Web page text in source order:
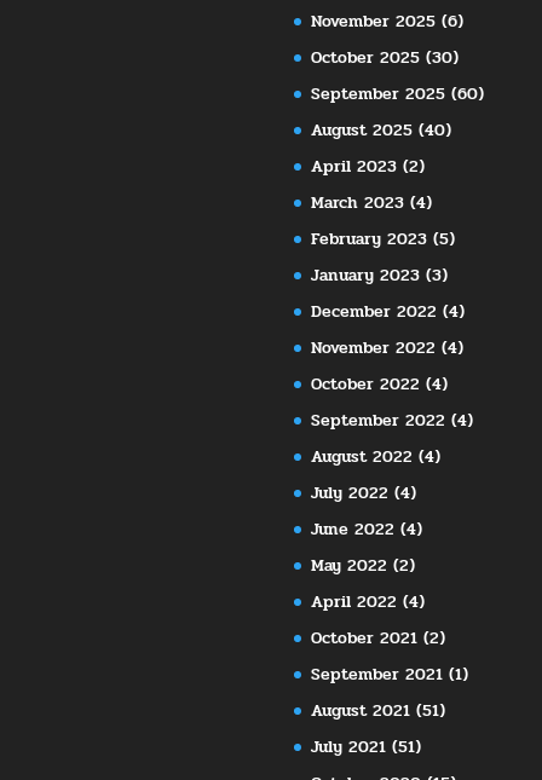
November 2025 (6)
October 2025 (30)
September 2025 (60)
August 2025 (40)
April 2023 (2)
March 2023 (4)
February 2023 (5)
January 2023 (3)
December 2022 (4)
November 2022 (4)
October 2022 (4)
September 2022 (4)
August 2022 (4)
July 2022 (4)
June 2022 (4)
May 2022 (2)
April 2022 (4)
October 2021 (2)
September 2021 (1)
August 2021 (51)
July 2021 (51)